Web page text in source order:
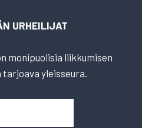
URHEILIJAT
monipuolisia liikkumisen
tarjoava yleisseura.